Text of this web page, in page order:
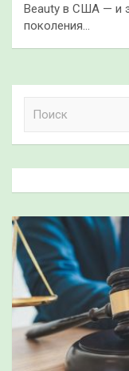
Beauty в США — и
поколения…
к